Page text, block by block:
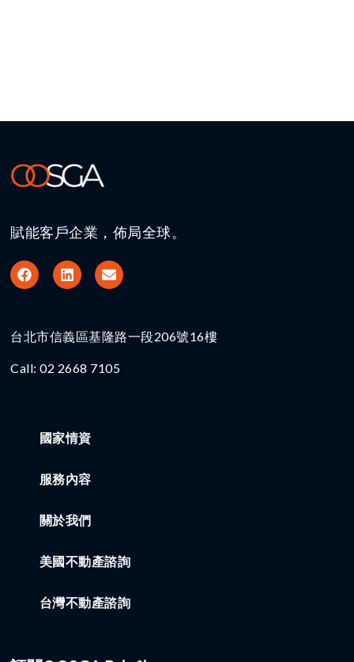
賦能客戶企業，佈局全球。
台北市信義區基隆路一段206號16樓​
Call: 02 2668 7105
國家情資
服務內容
關於我們
美國不動產諮詢
台灣不動產諮詢